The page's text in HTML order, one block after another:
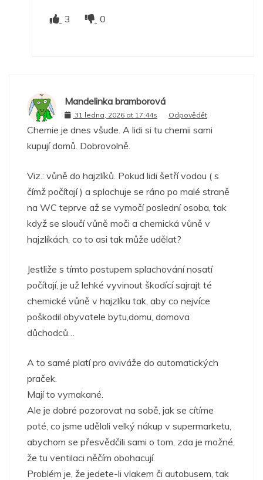
3 0
Mandelinka bramborová
31 ledna, 2026 at 17:44s Odpovědět
Chemie je dnes všude. A lidi si tu chemii sami
kupují domů. Dobrovolně.
Viz.: vůně do hajzlíků. Pokud lidi šetří vodou ( s
čímž počítají ) a splachuje se ráno po malé straně
na WC teprve až se vymočí poslední osoba, tak
když se sloučí vůně moči a chemická vůně v
hajzlíkách, co to asi tak může udělat?
Jestliže s tímto postupem splachování nosatí
počítají, je už lehké vyvinout škodící sajrajt té
chemické vůně v hajzlíku tak, aby co nejvíce
poškodil obyvatele bytu,domu, domova
důchodců…
A to samé platí pro aviváže do automatických
praček.
Mají to vymakané.
Ale je dobré pozorovat na sobě, jak se cítíme
poté, co jsme udělali velký nákup v supermarketu,
abychom se přesvědčili sami o tom, zda je možné,
že tu ventilaci něčím obohacují.
Problém je, že jedete-li vlakem či autobusem, tak